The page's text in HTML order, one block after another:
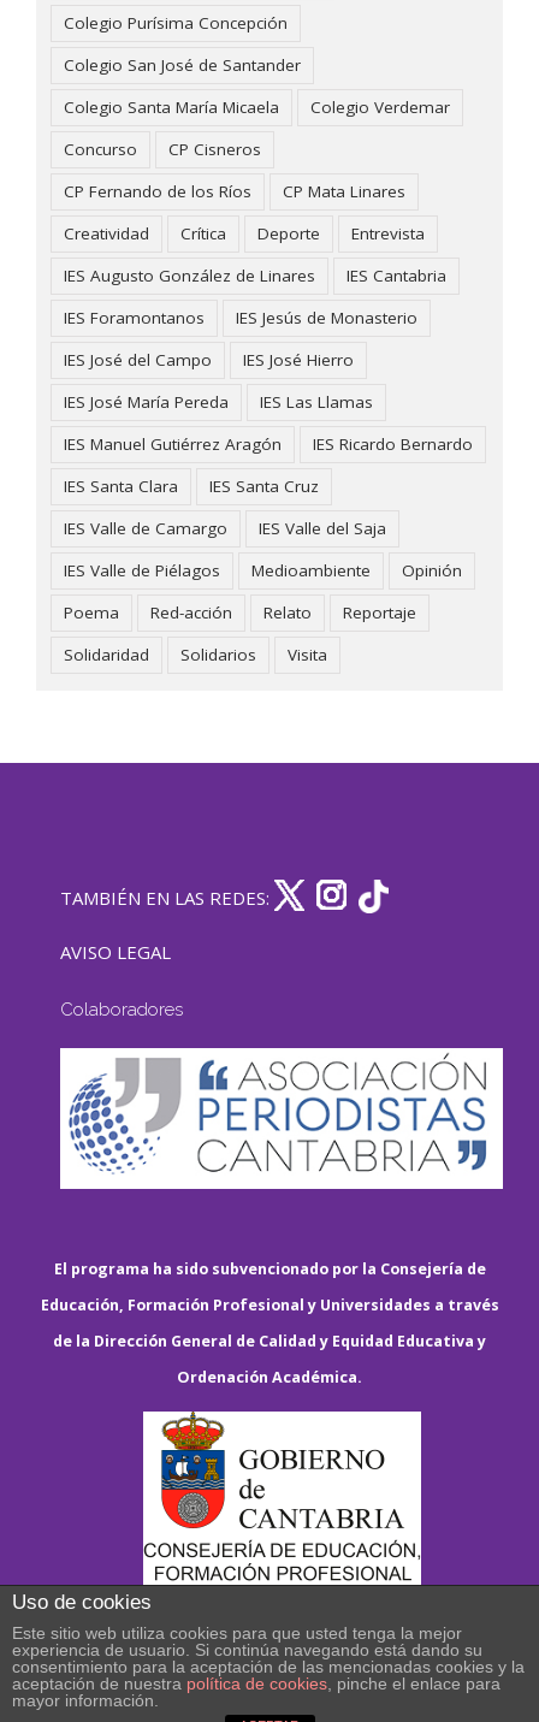
Colegio Purísima Concepción
Colegio San José de Santander
Colegio Santa María Micaela
Colegio Verdemar
Concurso
CP Cisneros
CP Fernando de los Ríos
CP Mata Linares
Creatividad
Crítica Deporte
Entrevista
IES Augusto González de Linares
IES Cantabria
IES Foramontanos
IES Jesús de Monasterio
IES José del Campo
IES José Hierro
IES José María Pereda
IES Las Llamas
IES Manuel Gutiérrez Aragón
IES Ricardo Bernardo
IES Santa Clara
IES Santa Cruz
IES Valle de Camargo
IES Valle del Saja
IES Valle de Piélagos
Medioambiente
Opinión
Poema
Red-acción Relato
Reportaje
Solidaridad
Solidarios Visita
TAMBIÉN EN LAS REDES:
AVISO LEGAL
Colaboradores
El programa ha sido subvencionado por la Consejería de
Educación, Formación Profesional y Universidades a través
de la Dirección General de Calidad y Equidad Educativa y
Ordenación Académica.
Uso de cookies
Este sitio web utiliza cookies para que usted tenga la mejor
experiencia de usuario. Si continúa navegando está dando su
consentimiento para la aceptación de las mencionadas cookies y la
aceptación de nuestra política de cookies , pinche el enlace para
mayor información.